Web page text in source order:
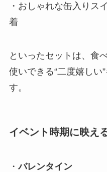
・おしゃれな缶入りス
着
といったセットは、食
使いできる“二度嬉しい
す。
イベント時期に映え
・バレンタイン